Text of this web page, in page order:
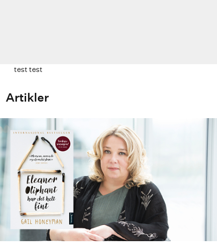
test test
Artikler